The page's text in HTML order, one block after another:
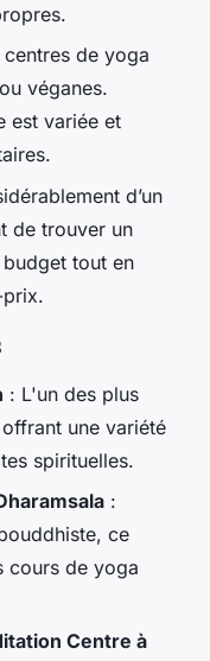
de yoga
véganes.
est variée et
d’un
de trouver un
tout en
: L'un des plus
une variété
spirituelles.
:
ce
cours de yoga
Centre à